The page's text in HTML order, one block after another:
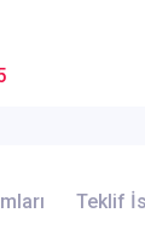
Teklif